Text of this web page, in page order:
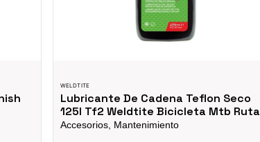
WELDTITE
Lubricante De Cadena Teflon Seco
125l Tf2 Weldtite Bicicleta Mtb Ruta
Accesorios, Mantenimiento